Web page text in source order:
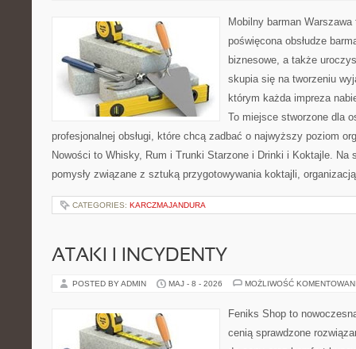
Mobilny barman
poświęcona obsłudze
biznesowe, a także
skupia się na tworzeniu
którym każda impreza
To miejsce stworzone dla
profesjonalnej obsługi, które chcą zadbać o najwyższy poziom
Nowości to Whisky, Rum i Trunki Starzone i Drinki i Koktajle. Na
pomysły związane z sztuką przygotowywania koktajli,
CATEGORIES: KARCZMAJANDURA
ATAKI I INCYDENTY
POSTED BY ADMIN MAJ - 8 - 2026 MOŻLIWOŚĆ
Feniks Shop to
cenią sprawdzone